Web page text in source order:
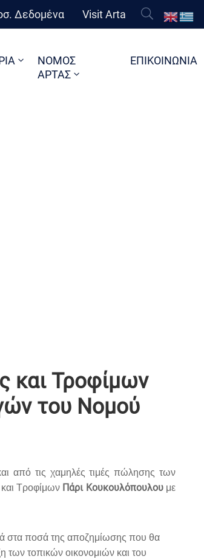
Δεδομένα Visit Arta
ΝΟΜΟΣ
ΑΡΤΑΣ
ΕΠΙΚΟΙΝΩΝΙΑ
και Τροφίμων
του Νομού
από τις χαμηλές τιμές πώλησης των
Τροφίμων Πάρι Κουκουλόπουλουμε
στα ποσά της αποζημίωσης που θα
τοπικών οικονομιών και του